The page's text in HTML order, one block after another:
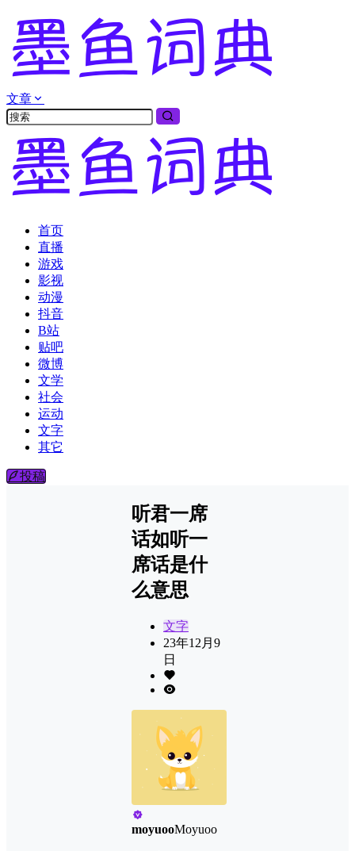
文章
首页
直播
游戏
影视
动漫
抖音
B站
贴吧
微博
文学
社会
运动
文字
其它
投稿
听君一席
话如听一
席话是什
么意思
文字
23年12月9
日
moyuooMoyuoo